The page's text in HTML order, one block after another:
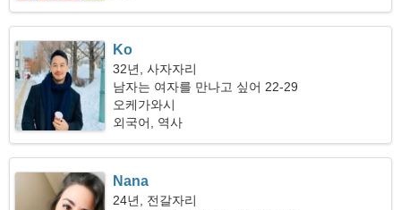
Ko
32년, 사자자리
남자는 여자를 만나고 싶어 22-29
오케가와시
외국어, 역사
Nana
24년, 전갈자리